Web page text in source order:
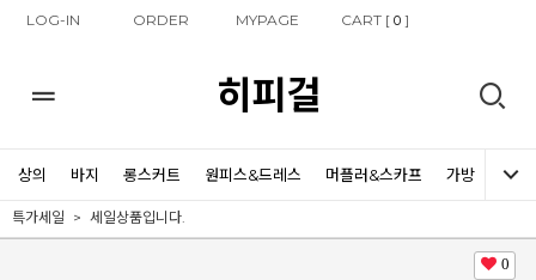
LOG-IN ORDER MYPAGE CART [0 ]
히피걸
상의 바지 롱스커트 원피스&드레스 머플러&스카프 가방 신발
특가세일 세일상품입니다.
0